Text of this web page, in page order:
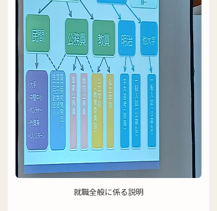
就職全般に係る説明